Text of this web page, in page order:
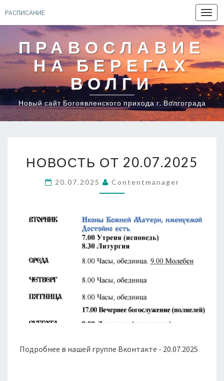
РАСПИСАНИЕ
ПРАВОСЛАВИЕ
НА БЕРЕГАХ
ВОЛГИ
Новый сайт Богоявленского прихода г. Волгограда
ОТ
НОВОСТЬ ОТ 20.07.2025
20.07.2025 Contentmanager
Подробнее в нашей группе Вконтакте - 20.07.2025